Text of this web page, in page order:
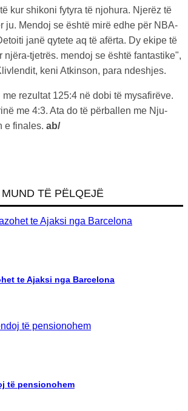
kur shikoni fytyra të njohura. Njerëz të
ju. Mendoj se është mirë edhe për NBA-
janë qytete aq të afërta. Dy ekipe të
njëra-tjetrës. mendoj se është fantastike",
keni Atkinson, para ndeshjes.
rezultat 125:4 në dobi të mysafirëve.
me 4:3. Ata do të përballen me Nju-
e finales. ab/
TË PËLQEJË
te Ajaksi nga Barcelona
të pensionohem